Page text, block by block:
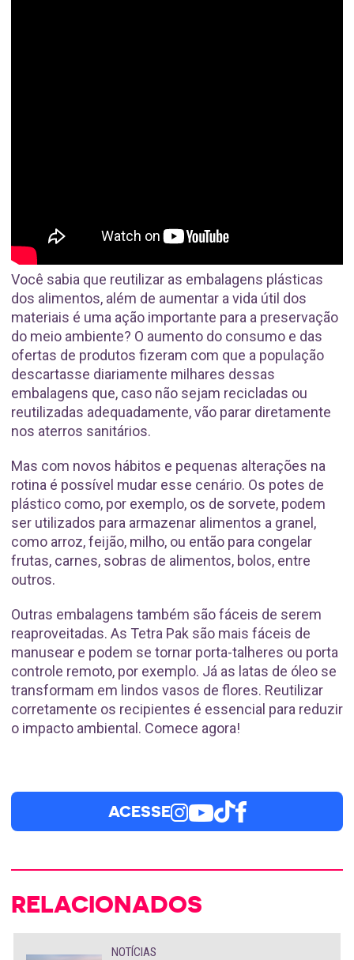
Você sabia que reutilizar as embalagens plásticas
dos alimentos, além de aumentar a vida útil dos
materiais é uma ação importante para a preservação
do meio ambiente? O aumento do consumo e das
ofertas de produtos fizeram com que a população
descartasse diariamente milhares dessas
embalagens que, caso não sejam recicladas ou
reutilizadas adequadamente, vão parar diretamente
nos aterros sanitários.
Mas com novos hábitos e pequenas alterações na
rotina é possível mudar esse cenário. Os potes de
plástico como, por exemplo, os de sorvete, podem
ser utilizados para armazenar alimentos a granel,
como arroz, feijão, milho, ou então para congelar
frutas, carnes, sobras de alimentos, bolos, entre
outros.
Outras embalagens também são fáceis de serem
reaproveitadas. As Tetra Pak são mais fáceis de
manusear e podem se tornar porta-talheres ou porta
controle remoto, por exemplo. Já as latas de óleo se
transformam em lindos vasos de flores. Reutilizar
corretamente os recipientes é essencial para reduzir
o impacto ambiental. Comece agora!
ACESSE
RELACIONADOS
NOTÍCIAS